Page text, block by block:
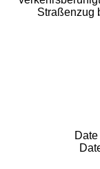
Straßenzug